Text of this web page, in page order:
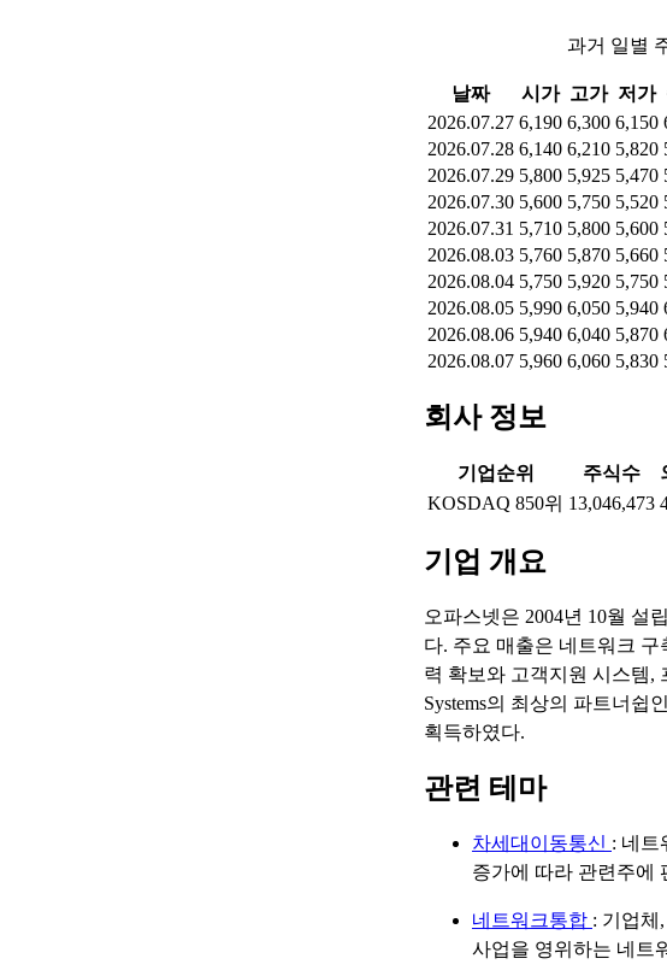
과거 일별
날짜 시가 고가 저가
2026.07.27 6,190 6,300 6,150
2026.07.28 6,140 6,210 5,820
2026.07.29 5,800 5,925 5,470
2026.07.30 5,600 5,750 5,520
2026.07.31 5,710 5,800 5,600
2026.08.03 5,760 5,870 5,660
2026.08.04 5,750 5,920 5,750
2026.08.05 5,990 6,050 5,940
2026.08.06 5,940 6,040 5,870
2026.08.07 5,960 6,060 5,830
회사 정보
기업순위 주식수
KOSDAQ 850위 13,046,473
기업 개요
오파스넷은 2004년 10월 설
다. 주요 매출은 네트워크
력 확보와 고객지원 시스템,
Systems의 최상의 파트너쉽
획득하였다.
관련 테마
차세대이동통신 : 네트
증가에 따라 관련주에
네트워크통합 : 기업체
사업을 영위하는 네트